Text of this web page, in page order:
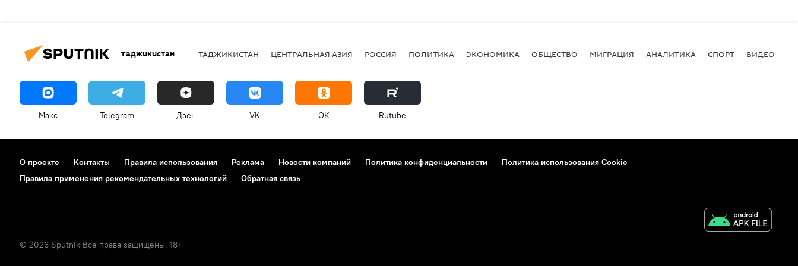
Таджикистан ТАДЖИКИСТАН ЦЕНТРАЛЬНАЯ АЗИЯ РОССИЯ ПОЛИТИКА ЭКОНОМИКА ОБЩЕСТВО МИГРАЦИЯ АНАЛИТИКА СПОРТ ВИДЕО
Макс Telegram Дзен VK OK Rutube
О проекте Контакты Правила использования Реклама Новости компаний Политика конфиденциальности
Политика использования Cookie
Правила применения рекомендательных технологий
Обратная связь
© 2026 Sputnik Все права защищены. 18+